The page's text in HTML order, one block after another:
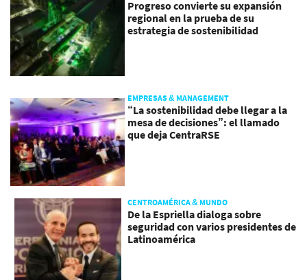
Progreso convierte su expansión
regional en la prueba de su
estrategia de sostenibilidad
EMPRESAS & MANAGEMENT
“La sostenibilidad debe llegar a la
mesa de decisiones”: el llamado
que deja CentraRSE
CENTROAMÉRICA & MUNDO
De la Espriella dialoga sobre
seguridad con varios presidentes de
Latinoamérica